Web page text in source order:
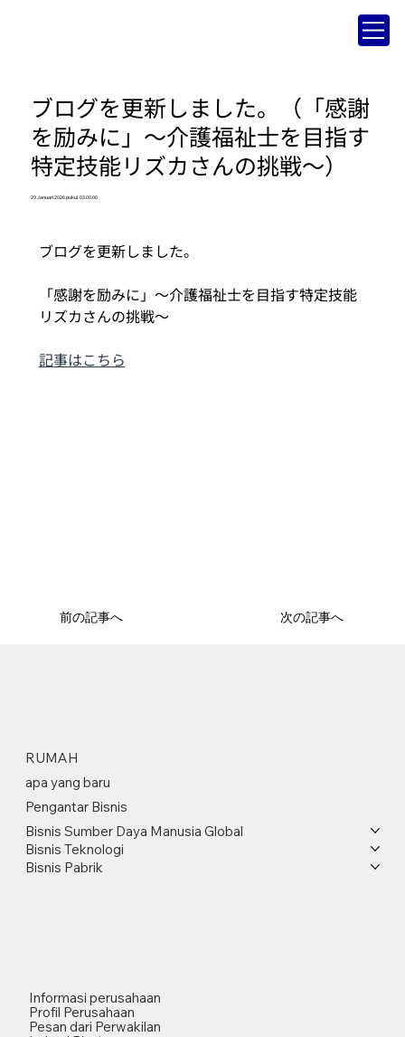
ブログを更新しました。（「感謝
を励みに」～介護福祉士を目指す
特定技能リズカさんの挑戦～）
29 Januari 2026 pukul 03.00.00
前の記事へ 次の記事へ
ブログを更新しました。
「感謝を励みに」～介護福祉士を目指す特定技能
リズカさんの挑戦～
記事はこちら
RUMAH
apa yang baru
Pengantar Bisnis
Bisnis Sumber Daya Manusia Global
Bisnis Teknologi
Bisnis Pabrik
Informasi perusahaan
Profil Perusahaan
Pesan dari Perwakilan